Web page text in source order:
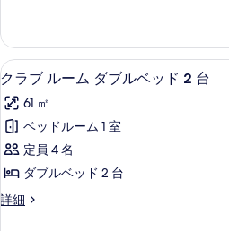
て
の
写
真
を
表
示
す
キ
ン
グ
ベ
ッ
ド
1
台
ス
ル
ー
キ
ン
ベ
ッ
1
ク
ラ
ブ
ル
ー
ム
ダ
1
9
クラブ ルーム ダブルベッド 2 台
61 ㎡
ベッドルーム 1 室
定員 4 名
ダブルベッド 2 台
詳細
ク